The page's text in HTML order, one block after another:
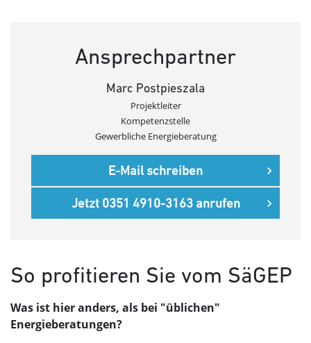
Ansprechpartner
Marc Postpieszala
Projektleiter
Kompetenzstelle
Gewerbliche Energieberatung
E-Mail schreiben
Jetzt 0351 4910-3163 anrufen
So profitieren Sie vom SäGEP
Was ist hier anders, als bei "üblichen"
Energieberatungen?